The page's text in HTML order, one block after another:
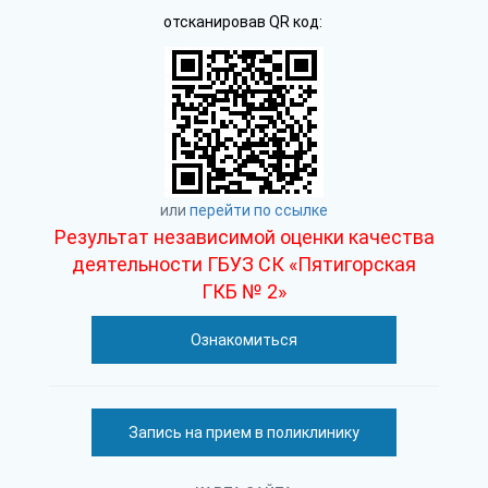
отсканировав QR код:
или перейти по ссылке
Результат независимой оценки качества
деятельности ГБУЗ СК «Пятигорская
ГКБ № 2»
Ознакомиться
Запись на прием в поликлинику